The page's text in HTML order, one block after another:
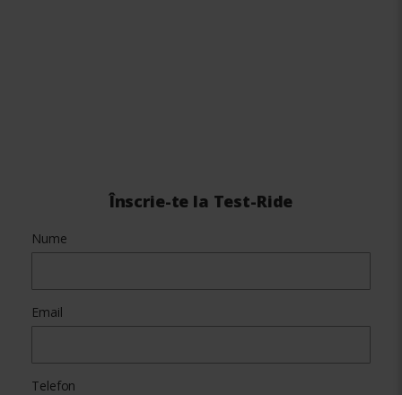
Înscrie-te la Test-Ride
Nume
Email
Telefon